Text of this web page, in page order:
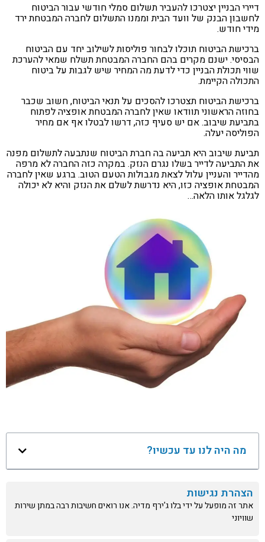
דיירי הבניין יצטרכו להעביר תשלום סמלי חודשי עבור הביטוח
לחשבון הבנק של וועד הבית וממנו התשלום לחברה המבטחת ירד
מידי חודש.
ברכישת הביטוח תוכלו לבחור פוליסות לשילוב יחד עם הביטוח
הבסיסי. ישנם מקרים בהם החברה המבטחת תשלח שמאי להערכת
שווי תכולת הבניין כדי לדעת מה המחיר שיש לגבות על ביטוח
התכולה הקיימת.
ברכישת הביטוח תצטרכו להסכים על תנאי הביטוח, חשוב שכבר
בחוזה הראשוני תוודאו שאין לחברה המבטחת אופציה לפתוח
בתביעת שיבוב. אם יש סעיף כזה, דרשו לבטלו אף אם מחיר
הפוליסה יעלה.
תביעת שיבוב היא תביעה בה חברת הביטוח שנתבעה לתשלום מפנה
את התביעה לדייר בשלו נגרם הנזק. במקרה כזה החברה לא מרפה
מהדייר והעניין עלול לצאת מגבולות הטעם הטוב. ברגע שאין לחברה
המבטחת אופציה כזו, היא נדרשת לשלם את הנזק והיא לא יכולה
לגלגל אותו הלאה…
מה היה לנו עד עכשיו?
הצהרת נגישות
אתר זה מופעל על ידי בלו ג'ירף מדיה. אנו רואים חשיבות רבה במתן שירות
שוויוני